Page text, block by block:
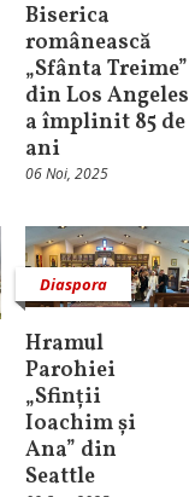
Biserica
românească
„Sfânta Treime”
din Los Angeles
a împlinit 85 de
ani
06 Noi, 2025
Diaspora
Hramul
Parohiei
„Sfinții
Ioachim și
Ana” din
Seattle